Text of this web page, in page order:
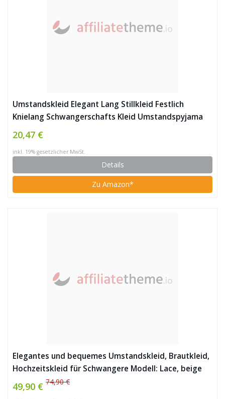
Umstandskleid Elegant Lang Stillkleid Festlich
Knielang Schwangerschafts Kleid Umstandspyjama
20,47 €
inkl. 19% gesetzlicher MwSt.
Details
Zu Amazon*
Elegantes und bequemes Umstandskleid, Brautkleid,
Hochzeitskleid für Schwangere Modell: Lace, beige
49,90 € 74,90 €